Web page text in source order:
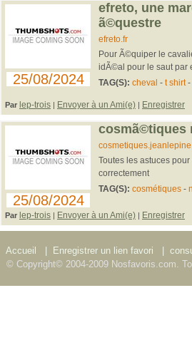
25/08/2024
efreto, une
ã©questre
efreto.fr
Pour Ã©quiper le
idÃ©al pour le saut par
TAG(S): cheval - t shirt-
Par lep-trois | Envoyer à un Ami(e) | Enregistrer
25/08/2024
cosmã©tiques
Toutes les astuces
correctement
TAG(S): cosmétiques-
Par lep-trois | Envoyer à un Ami(e) | Enregistrer
Accueil Enregistrer un lien favori
© Copyright© 2004-2009 Nosfavoris.com.